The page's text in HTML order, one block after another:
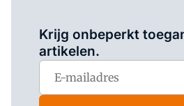
Krijg onbeperkt
artikelen.